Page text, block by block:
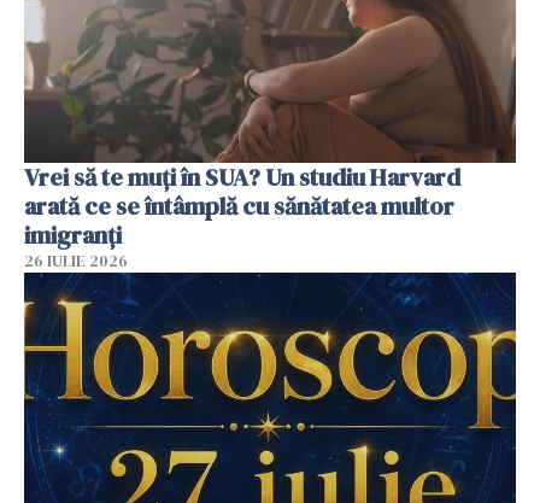
Vrei să te muți în SUA? Un studiu Harvard
arată ce se întâmplă cu sănătatea multor
imigranți
26 IULIE 2026